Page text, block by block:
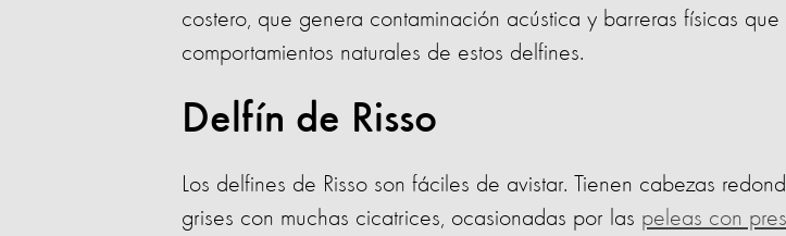
costero, que genera contaminación acústica y barreras físicas que
comportamientos naturales de estos delfines.
Delfín de Risso
Los delfines de Risso son fáciles de avistar. Tienen cabezas
grises con muchas cicatrices, ocasionadas por las peleas con